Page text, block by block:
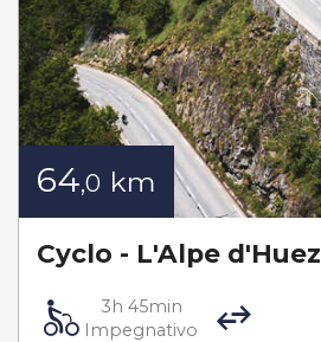
64,0 km
Cyclo - L'Alpe d'Huez
3h 45min
Impegnativo